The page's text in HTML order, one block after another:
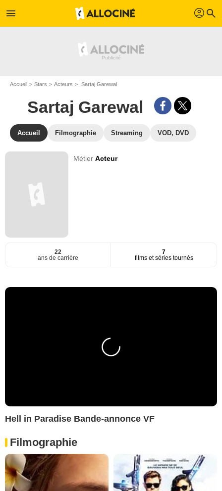
menu profil search
Accueil Stars Acteurs Sartaj Garewal
Sartaj Garewal
Accueil Filmographie Streaming VOD, DVD
MétierActeur
22
ans de carrière
7
films et séries tournés
Hell in Paradise Bande-annonce VF
Filmographie